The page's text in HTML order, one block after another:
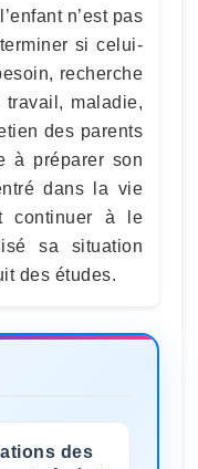
n’est pas
si celui-
recherche
travail, maladie,
des parents
à préparer son
dans la vie
continuer à le
sa situation
des études.
des